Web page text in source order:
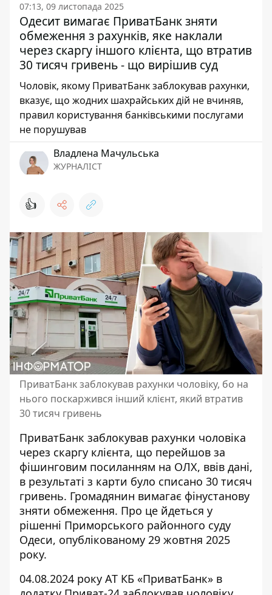
07:13, 09 листопада 2025
Одесит вимагає ПриватБанк зняти
обмеження з рахунків, яке наклали
через скаргу іншого клієнта, що втратив
30 тисяч гривень - що вирішив суд
Чоловік, якому ПриватБанк заблокував рахунки,
вказує, що жодних шахрайських дій не вчиняв,
правил користування банківськими послугами
не порушував
Владлена Мачульська
ЖУРНАЛІСТ
👍
ПриватБанк заблокував рахунки чоловіку, бо на
нього поскаржився інший клієнт, який втратив
30 тисяч гривень
ПриватБанк заблокував рахунки чоловіка
через скаргу клієнта, що перейшов за
фішинговим посиланням на ОЛХ, ввів дані,
в результаті з карти було списано 30 тисяч
гривень. Громадянин вимагає фінустанову
зняти обмеження. Про це йдеться у
рішенні Приморського районного суду
Одеси, опублікованому 29 жовтня 2025
року.
04.08.2024 року АТ КБ «ПриватБанк» в